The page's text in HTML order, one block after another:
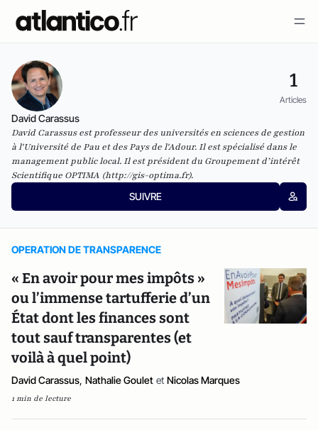
1
Articles
David Carassus
David Carassus est professeur des universités en sciences de gestion
à l'Université de Pau et des Pays de l'Adour. Il est spécialisé dans le
management public local. Il est président du Groupement d’intérêt
Scientifique OPTIMA (http://gis-optima.fr).
SUIVRE
OPERATION DE TRANSPARENCE
« En avoir pour mes impôts »
ou l’immense tartufferie d’un
État dont les finances sont
tout sauf transparentes (et
voilà à quel point)
David Carassus, Nathalie Goulet et Nicolas Marques
1 min de lecture